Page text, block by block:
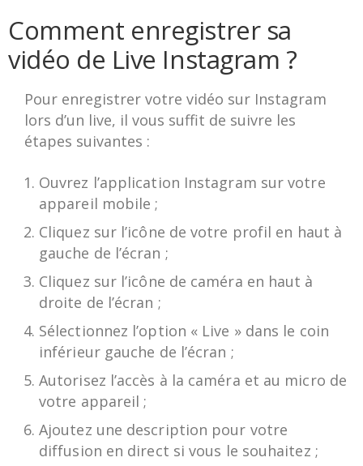
Comment enregistrer sa
vidéo de Live Instagram ?
Pour enregistrer votre vidéo sur Instagram
lors d’un live, il vous suffit de suivre les
étapes suivantes :
Ouvrez l’application Instagram sur votre
appareil mobile ;
Cliquez sur l’icône de votre profil en haut à
gauche de l’écran ;
Cliquez sur l’icône de caméra en haut à
droite de l’écran ;
Sélectionnez l’option « Live » dans le coin
inférieur gauche de l’écran ;
Autorisez l’accès à la caméra et au micro de
votre appareil ;
Ajoutez une description pour votre
diffusion en direct si vous le souhaitez ;